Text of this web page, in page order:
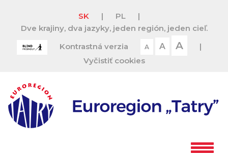
SK | PL
|
Dve krajiny, dva jazyky, jeden región, jeden cieľ.
Kontrastná verzia
A A A
|
Vyčistiť cookies